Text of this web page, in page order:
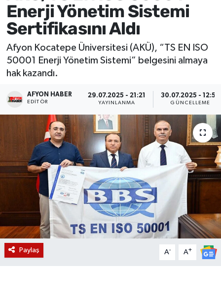
Enerji Yönetim Sistemi
Sertifikasını Aldı
Afyon Kocatepe Üniversitesi (AKÜ), “TS EN ISO
50001 Enerji Yönetim Sistemi” belgesini almaya
hak kazandı.
AFYON HABER
EDITÖR
29.07.2025 - 21:21
YAYINLANMA
30.07.2025 - 12:57
GÜNCELLEME
Paylaş A- A+
Eğitim
Ekonomi
Magazin
Etkinlikler